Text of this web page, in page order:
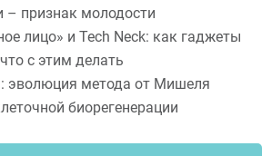
– признак молодости
лицо» и Tech Neck: как гаджеты
с этим делать
эволюция метода от Мишеля
биорегенерации